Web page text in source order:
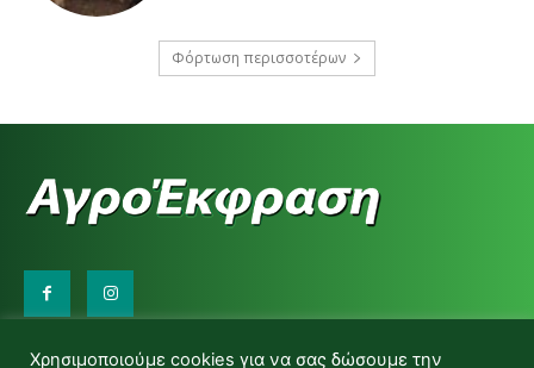
Φόρτωση περισσοτέρων
Χρησιμοποιούμε cookies για να σας δώσουμε την